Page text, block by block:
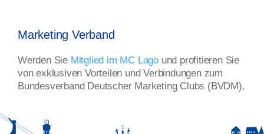
Marketing Verband
Werden Sie Mitglied im MC Lago und profitieren Sie
von exklusiven Vorteilen und Verbindungen zum
Bundesverband Deutscher Marketing Clubs (BVDM).